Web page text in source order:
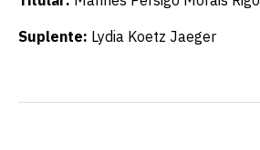
Suplente: Lydia Koetz Jaeger